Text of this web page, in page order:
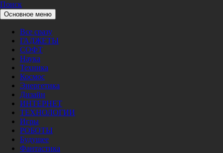
Перейти к содержимому
Pro/Hi-Tech
Поиск
Основное меню
Все сразу
ГАДЖЕТЫ
СОФТ
Наука
Техника
Космос
Энергетика
Дизайн
ИНТЕРНЕТ
ТЕХНОЛОГИИ
Игры
РОБОТЫ
Будущее
Фантастика